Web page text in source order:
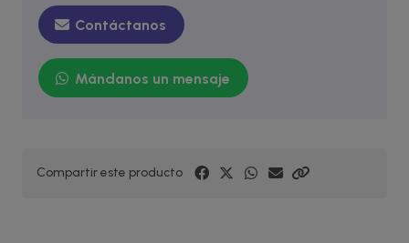
Contáctanos
Mándanos un mensaje
Compartir este producto